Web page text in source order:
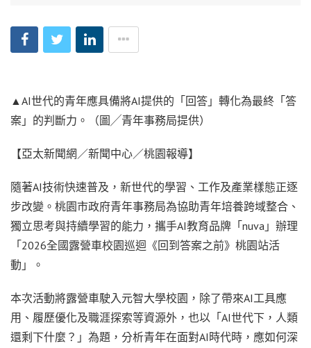
▲AI世代的青年應具備將AI提供的「回答」轉化為最終「答
案」的判斷力。（圖╱青年事務局提供）
【亞太新聞網／新聞中心／桃園報導】
隨著AI技術快速普及，新世代的學習、工作及產業樣態正逐
步改變。桃園市政府青年事務局為協助青年培養跨域整合、
獨立思考與持續學習的能力，攜手AI教育品牌「nuva」辦理
「2026全國露營車校園巡迴《回到答案之前》桃園站活
動」。
本次活動將露營車駛入元智大學校園，除了帶來AI工具應
用、履歷優化及職涯探索等資源外，也以「AI世代下，人類
還剩下什麼？」為題，分析青年在面對AI時代時，應如何深